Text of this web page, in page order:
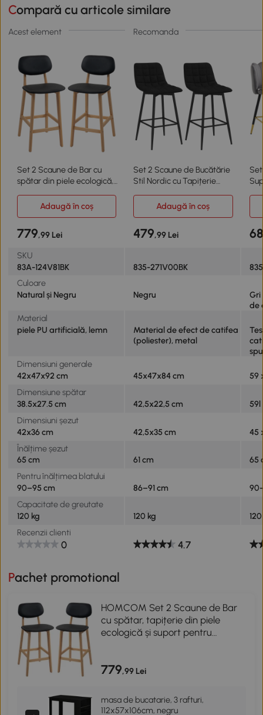
Compară cu articole similare
Acest element Recomanda
Set 2 Scaune de Bar cu
spătar din piele ecologică,
Set 2 Scaune de Bucătărie
Stil Nordic cu Tapițerie
Adaugă în coș
Adaugă în coș
779,99 Lei 479,99 Lei
SKU
83A-124V81BK
835-271V00BK
Culoare
Natural și Negru
Negru
Gri
de
Material
piele PU artificială, lemn
Material de efect de catifea
(poliester), metal
Dimensiuni generale
42x47x92 cm
45x47x84 cm
59
Dimensiune spătar
38.5x27.5 cm
42,5x22,5 cm
59l
Dimensiuni șezut
42x36 cm
42,5x35 cm
45
Înălțime șezut
65 cm
61 cm
65
Pentru înălțimea blatului
90–95 cm
86–91 cm
Capacitate de greutate
120 kg
120 kg
Recenzii clienti
0 4.7
Pachet promotional
HOMCOM Set 2 Scaune de Bar
cu spătar, tapițerie din piele
ecologică și suport pentru
779,99 Lei
masa de bucatarie, 3 rafturi,
112x57x106cm, negru